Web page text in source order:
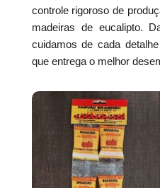
controle rigoroso de
madeiras de eucalipto.
cuidamos de cada
que entrega o melhor